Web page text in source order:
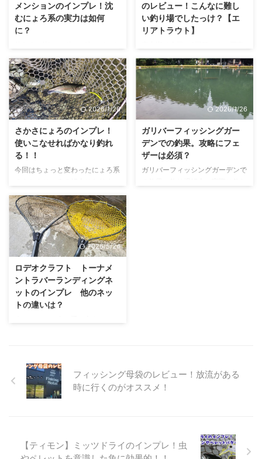
メンションのインプレ！沈
むにょろ系の実力は如何
に？
のがクーガディメンション。なん
でかっていうとその形状ですよね
笑 さすがにちょっと曲がりすぎ
じゃないの？って気はしてたんで
すが、安く売っていて使ってみて
もいいかなと思ったので試してみ
ました。 クーガディメンション
とは？ クーガディメンションは
ヴァルケインから発売されている
エリアトラウト用のルアーです。
リンク 特徴 クーガディメンショ
ンの特徴は何といってもその湾曲
したボディだと思います！他のに
ょろ系ルアーと比べてもちょっと
異質なぐらい曲がってます笑 他
にもにょろ系では数少ないシ ...
のレビュー！こんなに難し
い釣り場でしたっけ？【エ
リアトラウト】
納得できる釣果かと言われる
と・・・またリベンジしにいくと
思います笑 スケジュールを見な
いで行った所大会もやっていたの
でその様子もあわせてのレビュー
となります。 東山湖フィッシン
グエリアとは？ 場所 特徴 東山湖
フィッシングエリアは、富士山の
麓に位置する管理釣り場で、天気
の良い日には湖越しに雄大な富士
山を望むことができます。自然に
囲まれたロケーションのため、釣
2026/1/26
さかさにょろのインプレ！
使いこなせればかなり釣れ
る！！
今回はちょっと変わったにょろ系
す。見た目からクセは強いですが
実力は如何に・・・ということで
早速記事に行きます！ さかさに
ょろとは？ 特徴 さかさにょろは
1089工房から発売されているエ
リアトラウトのにょろ系ルアーで
す！ なんといってもその特徴は
逆さについているリップ。リバー
スリップのルアーは過去にもあり
ますが（ロデオのウッサ、ダイワ
のリバクラなど）にょろ系のルア
ーでは初なのでは無いでしょう
2026/1/26
ガリバーフィッシングガー
デンでの釣果。攻略にフェ
ザーは必須？
ガリバーフィッシングガーデンで
2026/5/24
ロデオクラフト トーナメ
ントラバーランディングネ
ットのインプレ 他のネッ
トの違いは？
す。「普通のネットとは何が違う
のか？」、「トーナメントをやら
ない人も必要なのか？」などを記
載しています。 ラバーランディ
メージを与えずリリースするため
フィッシング母袋のレビュー！放流がある
時に行くのがオススメ！
【ティモン】ミッツドライのインプレ！虫